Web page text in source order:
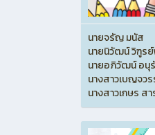
นายจรัญ มนัส
นายนิวัฒน์ วิฑูร
นายอภิวัฒน์ อนุ
นางสาวเบญจว
นางสาวเกษร ส